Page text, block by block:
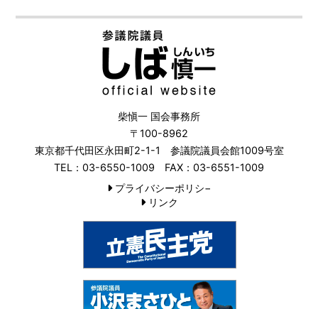
柴愼一 国会事務所
〒100-8962
東京都千代田区永田町2-1-1 参議院議員会館1009号室
TEL：03-6550-1009 FAX：03-6551-1009
プライバシーポリシ−
リンク